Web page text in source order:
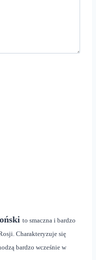
to smaczna i bardzo
Charakteryzuje się
bardzo wcześnie w